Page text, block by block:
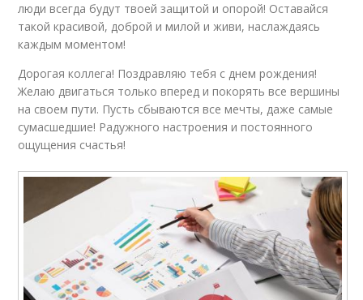
Искренность в смс Креативность в смс
Фразы в смс Банальности в смс
Смс в прозе Смешные смс
Шаблоны для смс Фразы в смешных смс
люди всегда будут твоей защитой и опорой! Оставайся
такой красивой, доброй и милой и живи, наслаждаясь
каждым моментом!
Дорогая коллега! Поздравляю тебя с днем рождения!
Желаю двигаться только вперед и покорять все вершины
на своем пути. Пусть сбываются все мечты, даже самые
сумасшедшие! Радужного настроения и постоянного
ощущения счастья!